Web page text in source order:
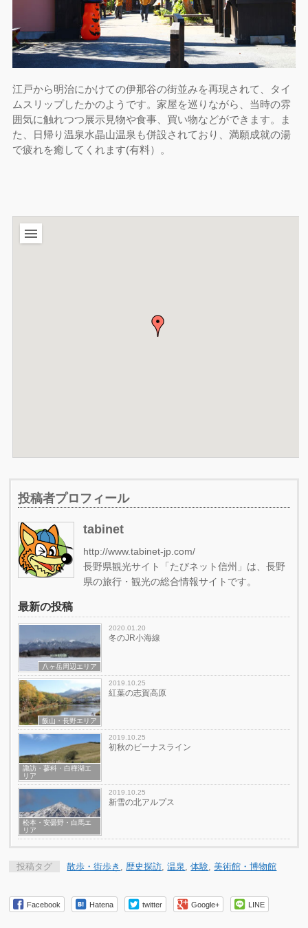
江戸から明治にかけての伊那谷の街並みを再現されて、タイ
ムスリップしたかのようです。家屋を巡りながら、当時の雰
囲気に触れつつ展示見物や食事、買い物などができます。ま
た、日帰り温泉水晶山温泉も併設されており、満願成就の湯
で疲れを癒してくれます(有料）。
投稿者プロフィール
tabinet
http://www.tabinet-jp.com/
長野県観光サイト「たびネット信州」は、長野
県の旅行・観光の総合情報サイトです。
最新の投稿
八ヶ岳周辺エリア
2020.01.20
冬のJR小海線
飯山・長野エリア
2019.10.25
紅葉の志賀高原
諏訪・蓼科・白樺湖エ
リア
2019.10.25
初秋のビーナスライン
松本・安曇野・白馬エ
リア
2019.10.25
新雪の北アルプス
投稿タグ 散歩・街歩き 歴史探訪 ,温泉 ,体験 ,美術館・博物館
Facebook Hatena twitter Google+ LINE